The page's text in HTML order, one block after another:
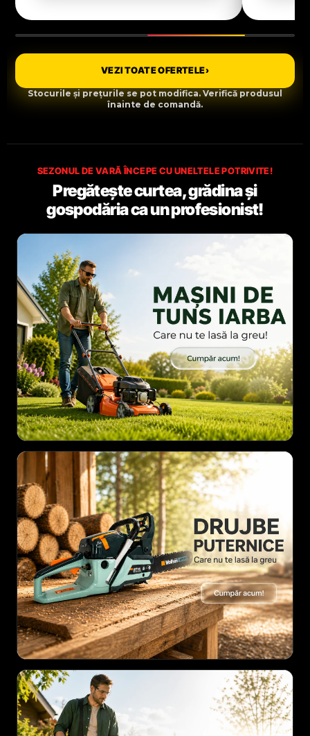
VEZI TOATE OFERTELE›
Stocurile și prețurile se pot modifica. Verifică produsul
înainte de comandă.
SEZONUL DE VARĂ ÎNCEPE CU UNELTELE POTRIVITE!
Pregătește curtea, grădina și
gospodăria ca un profesionist!